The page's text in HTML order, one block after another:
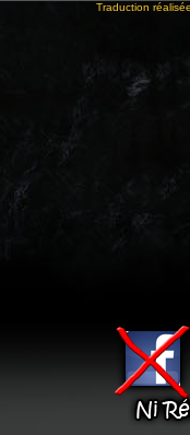
Traduction